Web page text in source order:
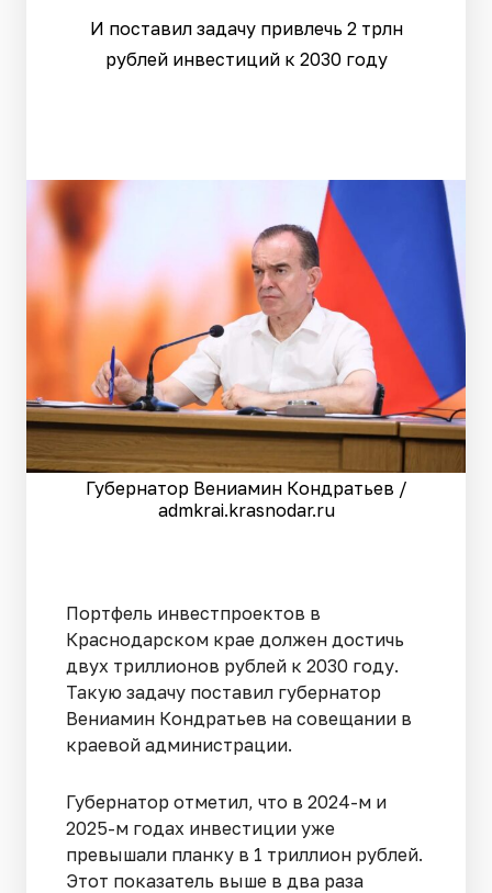
И поставил задачу привлечь 2 трлн
рублей инвестиций к 2030 году
Губернатор Вениамин Кондратьев /
admkrai.krasnodar.ru
Портфель инвестпроектов в
Краснодарском крае должен достичь
двух триллионов рублей к 2030 году.
Такую задачу поставил губернатор
Вениамин Кондратьев на совещании в
краевой администрации.
Губернатор отметил, что в 2024-м и
2025-м годах инвестиции уже
превышали планку в 1 триллион рублей.
Этот показатель выше в два раза